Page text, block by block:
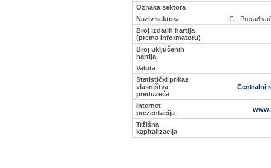
Oznaka sektora
Naziv sektora
C -
Broj izdatih hartija
(prema Informatoru)
Broj uključenih
hartija
Valuta
Statistički prikaz
vlasništva
preduzeća
Centralni
Internet
prezentacija
Tržišna
kapitalizacija